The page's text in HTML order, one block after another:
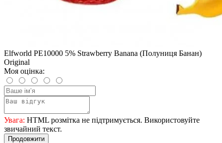
Elfworld PE10000 5% Strawberry Banana (Полуниця Банан)
Original
Моя оцінка:
Увага: HTML розмітка не підтримується. Використовуйте
звичайний текст.
Продовжити